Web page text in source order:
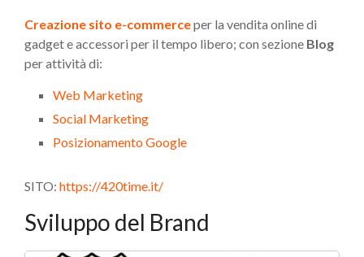
Creazione sito e-commerceper la vendita online di
gadget e accessori per il tempo libero; con sezione Blog
per attività di:
Web Marketing
Social Marketing
Posizionamento Google
SITO: https://420time.it/
Sviluppo del Brand